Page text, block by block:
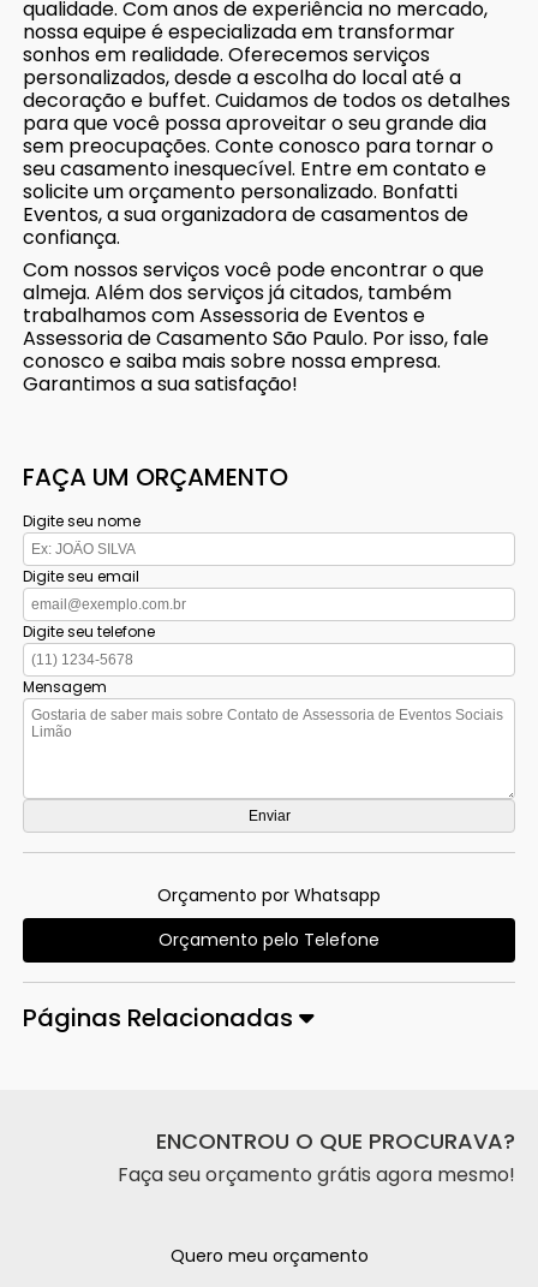
qualidade. Com anos de experiência no mercado,
nossa equipe é especializada em transformar
sonhos em realidade. Oferecemos serviços
personalizados, desde a escolha do local até a
decoração e buffet. Cuidamos de todos os detalhes
para que você possa aproveitar o seu grande dia
sem preocupações. Conte conosco para tornar o
seu casamento inesquecível. Entre em contato e
solicite um orçamento personalizado. Bonfatti
Eventos, a sua organizadora de casamentos de
confiança.
Com nossos serviços você pode encontrar o que
almeja. Além dos serviços já citados, também
trabalhamos com Assessoria de Eventos e
Assessoria de Casamento São Paulo. Por isso, fale
conosco e saiba mais sobre nossa empresa.
Garantimos a sua satisfação!
FAÇA UM ORÇAMENTO
Digite seu nome
Digite seu email
Digite seu telefone
Mensagem
Orçamento por Whatsapp
Orçamento pelo Telefone
Páginas Relacionadas
ENCONTROU O QUE PROCURAVA?
Faça seu orçamento grátis agora mesmo!
Quero meu orçamento